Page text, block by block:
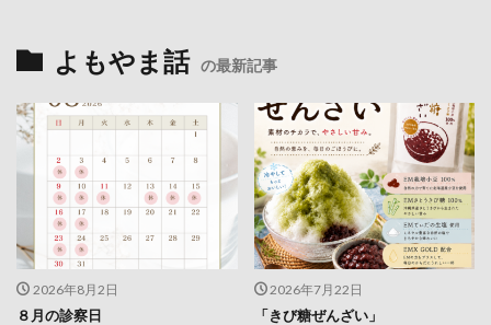
よもやま話 の最新記事
2026年8月2日
８月の診察日
2026年7月22日
「きび糖ぜんざい」